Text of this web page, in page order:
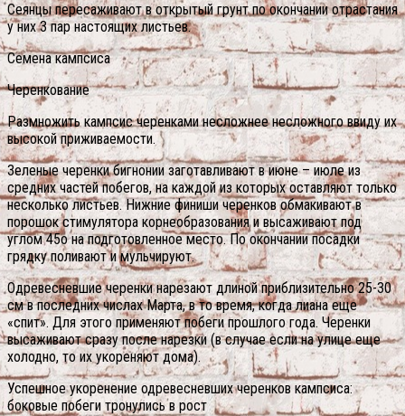
Сеянцы пересаживают в открытый грунт по окончании отрастания
у них 3 пар настоящих листьев.
Семена кампсиса
Черенкование
Размножить кампсис черенками несложнее несложного ввиду их
высокой приживаемости.
Зеленые черенки бигнонии заготавливают в июне – июле из
средних частей побегов, на каждой из которых оставляют только
несколько листьев. Нижние финиши черенков обмакивают в
порошок стимулятора корнеобразования и высаживают под
углом 45о на подготовленное место. По окончании посадки
грядку поливают и мульчируют.
Одревесневшие черенки нарезают длиной приблизительно 25-30
см в последних числах Марта, в то время, когда лиана еще
«спит». Для этого применяют побеги прошлого года. Черенки
высаживают сразу после нарезки (в случае если на улице еще
холодно, то их укореняют дома).
Успешное укоренение одревесневших черенков кампсиса:
боковые побеги тронулись в рост